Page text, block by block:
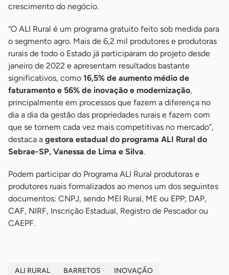
crescimento do negócio.
“O ALI Rural é um programa gratuito feito sob medida para
o segmento agro. Mais de 6,2 mil produtores e produtoras
rurais de todo o Estado já participaram do projeto desde
janeiro de 2022 e apresentam resultados bastante
significativos, como 16,5% de aumento médio de
faturamento e 56% de inovação e modernização,
principalmente em processos que fazem a diferença no
dia a dia da gestão das propriedades rurais e fazem com
que se tornem cada vez mais competitivas no mercado”,
destaca a gestora estadual do programa ALI Rural do
Sebrae-SP, Vanessa de Lima e Silva.
Podem participar do Programa ALI Rural produtoras e
produtores ruais formalizados ao menos um dos seguintes
documentos: CNPJ, sendo MEI Rural, ME ou EPP; DAP,
CAF, NIRF, Inscrição Estadual, Registro de Pescador ou
CAEPF.
ALI RURAL BARRETOS INOVAÇÃO